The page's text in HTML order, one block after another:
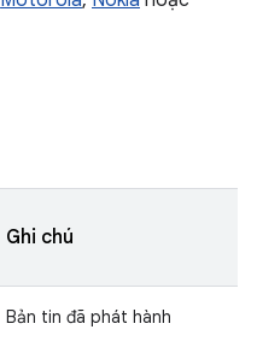
Ghi chú
Bản tin đã phát hành